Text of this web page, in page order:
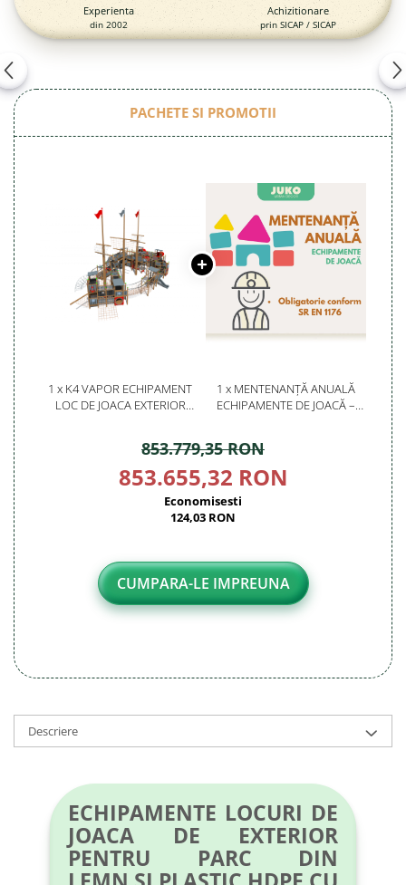
Experienta
din 2002
Achizitionare
prin SICAP / SICAP
PACHETE SI PROMOTII
1 x K4 VAPOR ECHIPAMENT
LOC DE JOACA EXTERIOR
FRANGHIE BANCUTE SI 4
TOBOGANE
1 x MENTENANȚĂ ANUALĂ
ECHIPAMENTE DE JOACĂ –
853.779,35 RON
853.655,32 RON
Economisesti
124,03 RON
CUMPARA-LE IMPREUNA
Descriere
ECHIPAMENTE LOCURI DE
JOACA DE EXTERIOR
PENTRU PARC DIN